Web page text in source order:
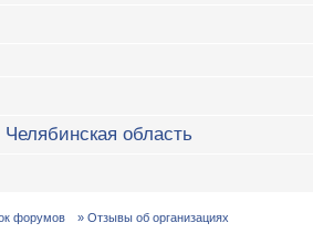
область
форумов » Отзывы об организациях